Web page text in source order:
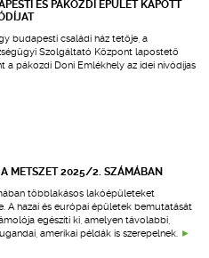
ÉS PÁKOZDI ÉPÜLET KAPOTT
budapesti családi ház tetője, a
Szolgáltató Központ lapostető
a pákozdi Doni Emlékhely az idei nívódíjas
METSZET 2025/2. SZÁMÁBAN
többlakásos lakóépületeket
A hazai és európai épületek bemutatását
egészíti ki, amelyen távolabbi,
amerikai példák is szerepelnek.